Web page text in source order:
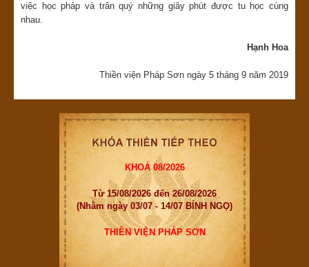
việc học pháp và trân quý những giây phút được tu học cùng
nhau.
Hạnh Hoa
Thiền viện Pháp Sơn ngày 5 tháng 9 năm 2019
KHOÁ 08/2026
Từ 15/08/2026 đến 26/08/2026
(Nhằm ngày 03/07 - 14/07 BÍNH NGỌ)
THIỀN VIỆN PHÁP SƠN